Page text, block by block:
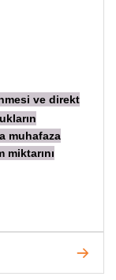
ve direkt
muhafaza